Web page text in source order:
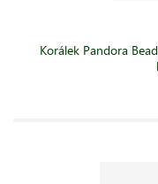
Korálek Pandora